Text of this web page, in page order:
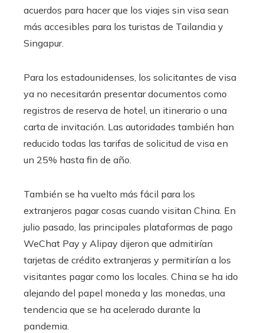
acuerdos para hacer que los viajes sin visa sean
más accesibles para los turistas de Tailandia y
Singapur.
Para los estadounidenses, los solicitantes de visa
ya no necesitarán presentar documentos como
registros de reserva de hotel, un itinerario o una
carta de invitación. Las autoridades también han
reducido todas las tarifas de solicitud de visa en
un 25% hasta fin de año.
También se ha vuelto más fácil para los
extranjeros pagar cosas cuando visitan China. En
julio pasado, las principales plataformas de pago
WeChat Pay y Alipay dijeron que admitirían
tarjetas de crédito extranjeras y permitirían a los
visitantes pagar como los locales. China se ha ido
alejando del papel moneda y las monedas, una
tendencia que se ha acelerado durante la
pandemia.